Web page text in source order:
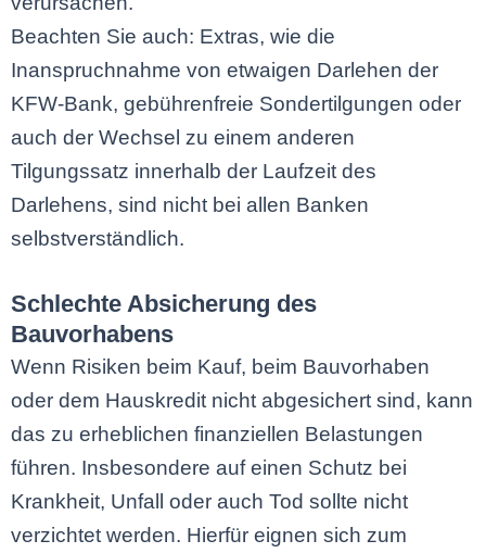
Beachten Sie auch: Extras, wie die
Inanspruchnahme von etwaigen Darlehen der
KFW-Bank, gebührenfreie Sondertilgungen oder
auch der Wechsel zu einem anderen
Tilgungssatz innerhalb der Laufzeit des
Darlehens, sind nicht bei allen Banken
selbstverständlich.
Schlechte Absicherung des
Bauvorhabens
Wenn Risiken beim Kauf, beim Bauvorhaben
oder dem Hauskredit nicht abgesichert sind, kann
das zu erheblichen finanziellen Belastungen
führen. Insbesondere auf einen Schutz bei
Krankheit, Unfall oder auch Tod sollte nicht
verzichtet werden. Hierfür eignen sich zum